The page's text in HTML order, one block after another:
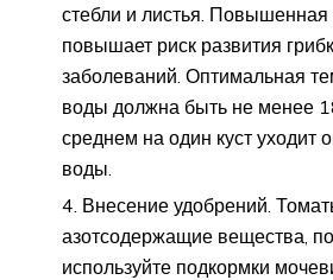
стебли и листья. Повышенная
повышает риск развития
заболеваний. Оптимальная
воды должна быть не менее
среднем на один куст уходит
воды.
Внесение удобрений.
азотсодержащие вещества,
используйте подкормки